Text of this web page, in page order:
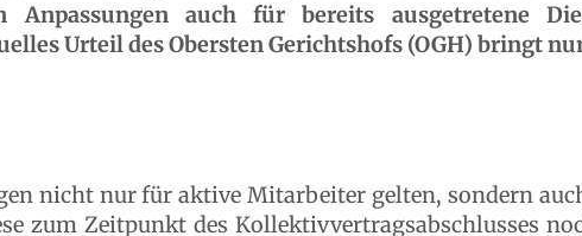
Anpassungen auch für bereits ausgetretene
Urteil des Obersten Gerichtshofs (OGH) bringt
nicht nur für aktive Mitarbeiter gelten, sondern
zum Zeitpunkt des Kollektivvertragsabschlusses